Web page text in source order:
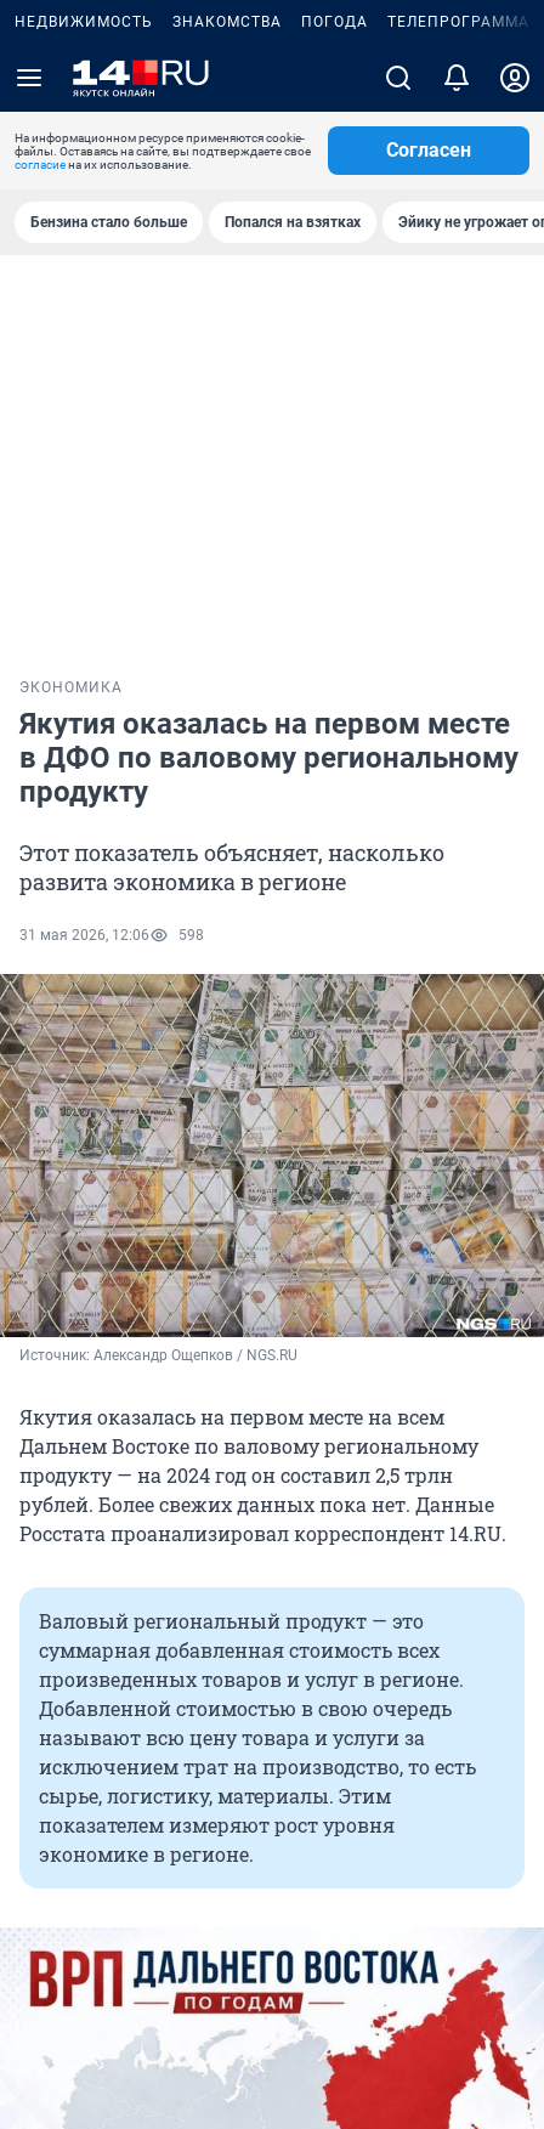
НЕДВИЖИМОСТЬ ЗНАКОМСТВА ПОГОДА ТЕЛЕПРОГРАММА
На информационном ресурсе применяются cookie-
файлы. Оставаясь на сайте, вы подтверждаете свое
согласиена их использование.
Согласен
Бензина стало больше Попался на взятках Эйику не угрожает
ЭКОНОМИКА
Якутия оказалась на первом месте
в ДФО по валовому региональному
продукту
Этот показатель объясняет, насколько
развита экономика в регионе
31 мая 2026, 12:06 598
Источник: Александр Ощепков / NGS.RU
Якутия оказалась на первом месте на всем
Дальнем Востоке по валовому региональному
продукту — на 2024 год он составил 2,5 трлн
рублей. Более свежих данных пока нет. Данные
Росстата проанализировал корреспондент 14.RU.
Валовый региональный продукт — это
суммарная добавленная стоимость всех
произведенных товаров и услуг в регионе.
Добавленной стоимостью в свою очередь
называют всю цену товара и услуги за
исключением трат на производство, то есть
сырье, логистику, материалы. Этим
показателем измеряют рост уровня
экономике в регионе.